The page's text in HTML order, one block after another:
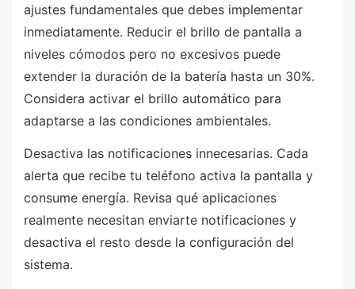
ajustes fundamentales que debes implementar
inmediatamente. Reducir el brillo de pantalla a
niveles cómodos pero no excesivos puede
extender la duración de la batería hasta un 30%.
Considera activar el brillo automático para
adaptarse a las condiciones ambientales.
Desactiva las notificaciones innecesarias. Cada
alerta que recibe tu teléfono activa la pantalla y
consume energía. Revisa qué aplicaciones
realmente necesitan enviarte notificaciones y
desactiva el resto desde la configuración del
sistema.